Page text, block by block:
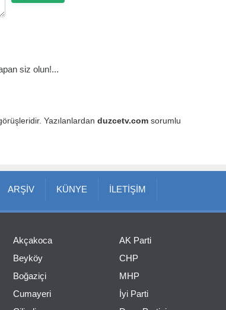
siz olun!...
Yazılanlardan duzcetv.com sorumlu
ARŞİV KÜNYE İLETİŞİM
Akçakoca
Beyköy
Boğaziçi
Cumayeri
AK Parti
CHP
MHP
İyi Parti